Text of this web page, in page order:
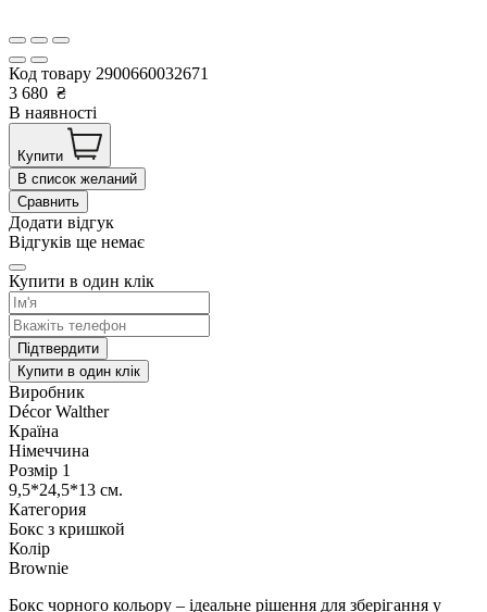
Код товару 2900660032671
3 680 ₴
В наявності
Купити
В список желаний
Сравнить
Додати відгук
Відгуків ще немає
Купити в один клік
Підтвердити
Купити в один клік
Виробник
Décor Walther
Країна
Німеччина
Розмір 1
9,5*24,5*13 см.
Категория
Бокс з кришкой
Колір
Brownie
Бокс чорного кольору – ідеальне рішення для зберігання у